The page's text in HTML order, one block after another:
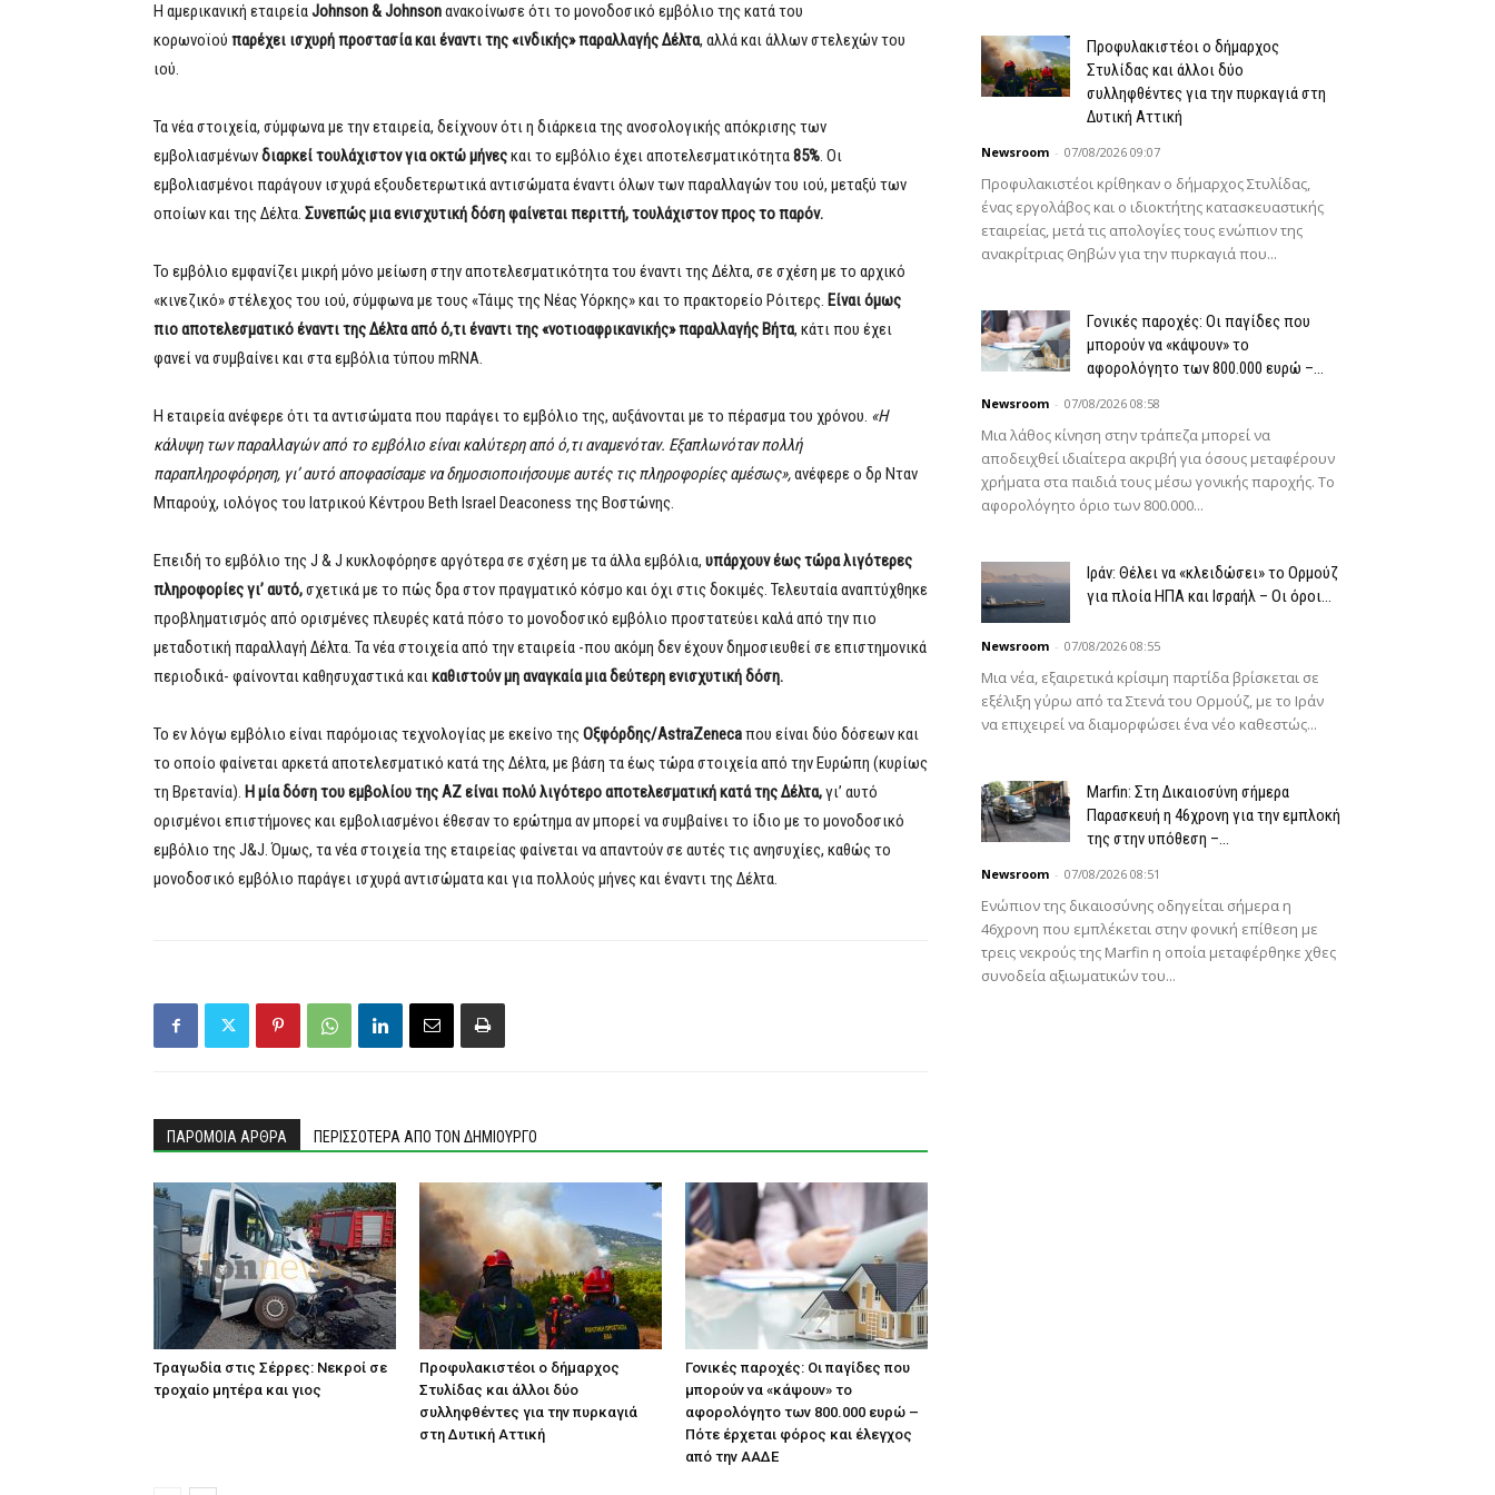
Η αμερικανική εταιρείαJohnson & Johnsonανακοίνωσε ότι το μονοδοσικό εμβόλιο της κατά του
κορωνοϊού παρέχει ισχυρή προστασία και έναντι της «ινδικής» παραλλαγής Δέλτα, αλλά και άλλων στελεχών του
ιού.
Τα νέα στοιχεία, σύμφωνα με την εταιρεία, δείχνουν ότι η διάρκεια της ανοσολογικής απόκρισης των
εμβολιασμένωνδιαρκεί τουλάχιστον για οκτώ μήνεςκαι το εμβόλιο έχει αποτελεσματικότητα85%. Οι
εμβολιασμένοι παράγουν ισχυρά εξουδετερωτικά αντισώματα έναντι όλων των παραλλαγών του ιού, μεταξύ των
οποίων και της Δέλτα. Συνεπώς μια ενισχυτική δόση φαίνεται περιττή, τουλάχιστον προς το παρόν.
Το εμβόλιο εμφανίζει μικρή μόνο μείωση στην αποτελεσματικότητα του έναντι της Δέλτα, σε σχέση με το αρχικό
«κινεζικό» στέλεχος του ιού, σύμφωνα με τους «Τάιμς της Νέας Υόρκης» και το πρακτορείο Ρόιτερς. Είναι όμως
πιο αποτελεσματικό έναντι της Δέλτα από ό,τι έναντι της «νοτιοαφρικανικής» παραλλαγής Βήτα, κάτι που έχει
φανεί να συμβαίνει και στα εμβόλια τύπου mRNA.
Η εταιρεία ανέφερε ότι τα αντισώματα που παράγει το εμβόλιο της, αυξάνονται με το πέρασμα του χρόνου. «Η
κάλυψη των παραλλαγών από το εμβόλιο είναι καλύτερη από ό,τι αναμενόταν. Εξαπλωνόταν πολλή
παραπληροφόρηση, γι’ αυτό αποφασίσαμε να δημοσιοποιήσουμε αυτές τις πληροφορίες αμέσως»,ανέφερε ο δρ Νταν
Μπαρούχ, ιολόγος του Ιατρικού Κέντρου Beth Israel Deaconess της Βοστώνης.
Επειδή το εμβόλιο της J & J κυκλοφόρησε αργότερα σε σχέση με τα άλλα εμβόλια, υπάρχουν έως τώρα λιγότερες
πληροφορίες γι’ αυτό,σχετικά με το πώς δρα στον πραγματικό κόσμο και όχι στις δοκιμές. Τελευταία αναπτύχθηκε
προβληματισμός από ορισμένες πλευρές κατά πόσο το μονοδοσικό εμβόλιο προστατεύει καλά από την πιο
μεταδοτική παραλλαγή Δέλτα. Τα νέα στοιχεία από την εταιρεία -που ακόμη δεν έχουν δημοσιευθεί σε επιστημονικά
περιοδικά- φαίνονται καθησυχαστικά καικαθιστούν μη αναγκαία μια δεύτερη ενισχυτική δόση.
Το εν λόγω εμβόλιο είναι παρόμοιας τεχνολογίας με εκείνο τηςΟξφόρδης/AstraZenecaπου είναι δύο δόσεων και
το οποίο φαίνεται αρκετά αποτελεσματικό κατά της Δέλτα, με βάση τα έως τώρα στοιχεία από την Ευρώπη (κυρίως
τη Βρετανία). Η μία δόση του εμβολίου της ΑΖ είναι πολύ λιγότερο αποτελεσματική κατά της Δέλτα,γι’ αυτό
ορισμένοι επιστήμονες και εμβολιασμένοι έθεσαν το ερώτημα αν μπορεί να συμβαίνει το ίδιο με το μονοδοσικό
εμβόλιο της J&J. Όμως, τα νέα στοιχεία της εταιρείας φαίνεται να απαντούν σε αυτές τις ανησυχίες, καθώς το
μονοδοσικό εμβόλιο παράγει ισχυρά αντισώματα και για πολλούς μήνες και έναντι της Δέλτα.
ΠΑΡΟΜΟΙΑ ΑΡΘΡΑ ΠΕΡΙΣΣΟΤΕΡΑ ΑΠΟ ΤΟΝ ΔΗΜΙΟΥΡΓΟ
Τραγωδία στις Σέρρες: Νεκροί σε
τροχαίο μητέρα και γιος
Προφυλακιστέοι ο δήμαρχος
Στυλίδας και άλλοι δύο
συλληφθέντες για την πυρκαγιά
στη Δυτική Αττική
Γονικές παροχές: Οι παγίδες που
μπορούν να «κάψουν» το
αφορολόγητο των 800.000 ευρώ –
Πότε έρχεται φόρος και έλεγχος
από την ΑΑΔΕ
Προφυλακιστέοι ο δήμαρχος
Στυλίδας και άλλοι δύο
συλληφθέντες για την πυρκαγιά στη
Δυτική Αττική
Newsroom - 07/08/2026 09:07
Προφυλακιστέοι κρίθηκαν ο δήμαρχος Στυλίδας,
ένας εργολάβος και ο ιδιοκτήτης κατασκευαστικής
εταιρείας, μετά τις απολογίες τους ενώπιον της
ανακρίτριας Θηβών για την πυρκαγιά που...
Γονικές παροχές: Οι παγίδες που
μπορούν να «κάψουν» το
αφορολόγητο των 800.000 ευρώ –...
Newsroom - 07/08/2026 08:58
Μια λάθος κίνηση στην τράπεζα μπορεί να
αποδειχθεί ιδιαίτερα ακριβή για όσους μεταφέρουν
χρήματα στα παιδιά τους μέσω γονικής παροχής. Το
αφορολόγητο όριο των 800.000...
Ιράν: Θέλει να «κλειδώσει» το Ορμούζ
για πλοία ΗΠΑ και Ισραήλ – Οι όροι...
Newsroom - 07/08/2026 08:55
Μια νέα, εξαιρετικά κρίσιμη παρτίδα βρίσκεται σε
εξέλιξη γύρω από τα Στενά του Ορμούζ, με το Ιράν
να επιχειρεί να διαμορφώσει ένα νέο καθεστώς...
Marfin: Στη Δικαιοσύνη σήμερα
Παρασκευή η 46χρονη για την εμπλοκή
της στην υπόθεση –...
Newsroom - 07/08/2026 08:51
Ενώπιον της δικαιοσύνης οδηγείται σήμερα η
46χρονη που εμπλέκεται στην φονική επίθεση με
τρεις νεκρούς της Marfin η οποία μεταφέρθηκε χθες
συνοδεία αξιωματικών του...